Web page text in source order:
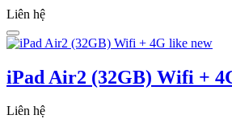
Liên hệ
iPad Air2 (32GB) Wifi +
Liên hệ